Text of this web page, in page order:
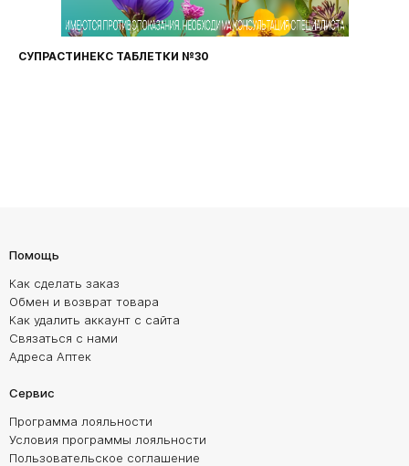
ФАРИНГОСЕПТ ТАБЛЕТКИ №20
Помощь
Как сделать заказ
Обмен и возврат товара
Как удалить аккаунт с сайта
Связаться с нами
Адреса Аптек
Сервис
Программа лояльности
Условия программы лояльности
Пользовательское соглашение